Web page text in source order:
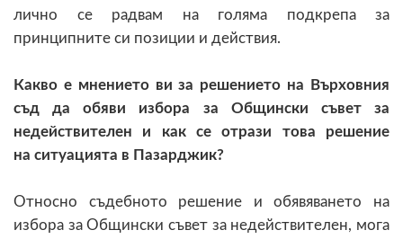
лично се радвам на голяма подкрепа за
принципните си позиции и действия.
Какво е мнението ви за решението на Върховния
съд да обяви избора за Общински съвет за
недействителен и как се отрази това решение
на ситуацията в Пазарджик?
Относно съдебното решение и обявяването на
избора за Общински съвет за недействителен, мога